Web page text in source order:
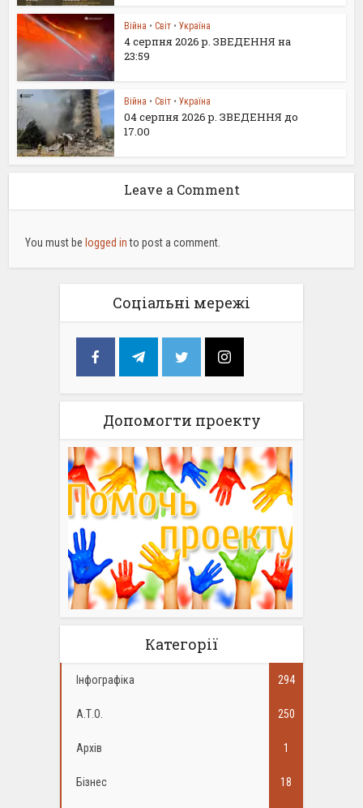
Війна • Світ • Україна
4 серпня 2026 р. ЗВЕДЕННЯ на
23:59
Війна • Світ • Україна
04 серпня 2026 р. ЗВЕДЕННЯ до
17.00
Leave a Comment
You must be logged into post a comment.
Соціальні мережі
Допомогти проекту
Категорії
Інфографіка 294
А.Т.О. 250
Архів 1
Бізнес 18